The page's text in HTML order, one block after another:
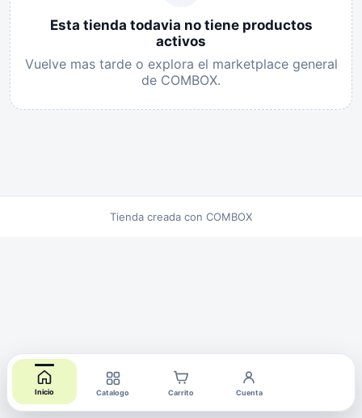
Esta tienda todavia no tiene productos
activos
Vuelve mas tarde o explora el marketplace general
de COMBOX.
Inicio Catalogo Carrito Cuenta
Tienda creada con COMBOX